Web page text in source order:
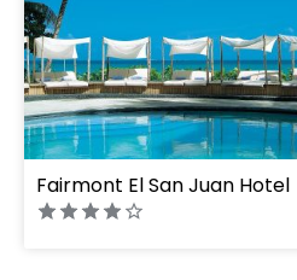
Fairmont El San Juan Hotel